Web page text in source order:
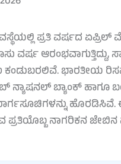
ಪ್ರತಿ ವರ್ಷದ ಏಪ್ರಿಲ್
ವರ್ಷ ಆರಂಭವಾಗುತ್ತಿದ್ದು,
ಭಾರತೀಯ
ಬ್ಯಾಂಕ್ ಹಾಗೂ
ಪ್ರತಿಯೊಬ್ಬ ನಾಗರಿಕನ